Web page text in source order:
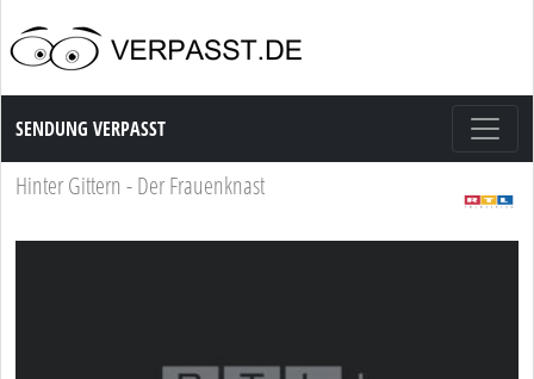
Sendung Verpasst
SENDUNG VERPASST
Hinter Gittern - Der Frauenknast